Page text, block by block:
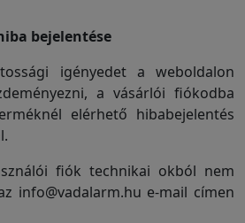
bejelentése
igényedet a weboldalon
a vásárlói fiókodba
elérhető hibabejelentés
fiók technikai okból nem
info@vadalarm.hu e-mail címen